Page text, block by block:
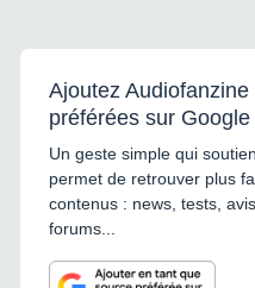
Ajoutez
préférées sur Google
Un geste simple qui
permet de retrouver plus
contenus : news, tests,
forums...